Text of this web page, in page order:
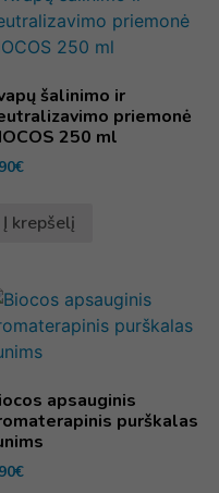
šalinimo ir
priemonė
250 ml
€
Į krepšelį
apsauginis
purškalas
€